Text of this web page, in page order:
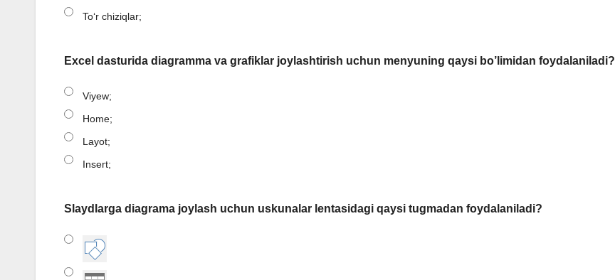
Toʻr chiziqlar;
Excel dasturida diagramma va grafiklar joylashtirish uchun menyuning qaysi bo’limidan foydalaniladi?
Viyew;
Home;
Layot;
Insert;
Slaydlarga diagrama joylash uchun uskunalar lentasidagi qaysi tugmadan foydalaniladi?